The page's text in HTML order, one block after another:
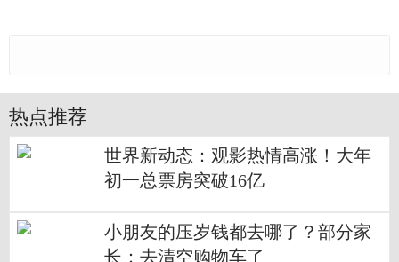
热点推荐
世界新动态：观影热情高涨！大年
初一总票房突破16亿
小朋友的压岁钱都去哪了？部分家
长：去清空购物车了